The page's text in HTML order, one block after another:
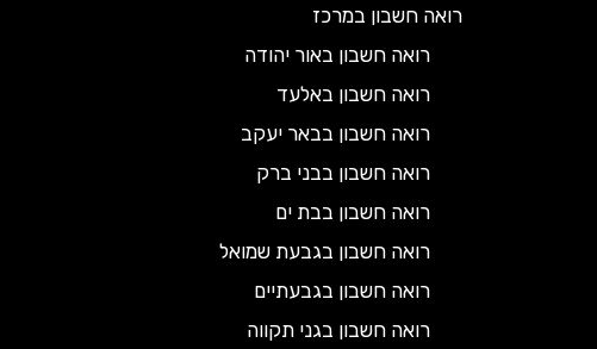
רואה חשבון במרכז
רואה חשבון באור יהודה
רואה חשבון באלעד
רואה חשבון בבאר יעקב
רואה חשבון בבני ברק
רואה חשבון בבת ים
רואה חשבון בגבעת שמואל
רואה חשבון בגבעתיים
רואה חשבון בגני תקווה